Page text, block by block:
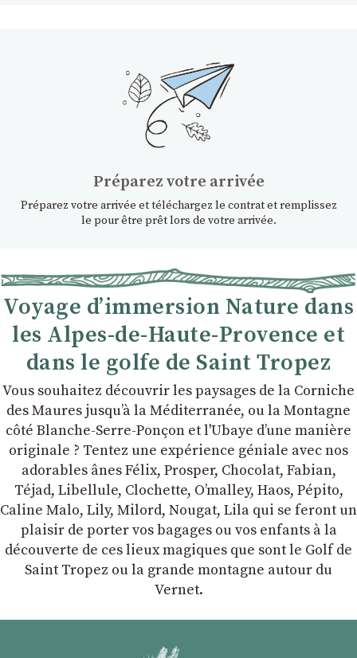
Préparez votre arrivée
Préparez votre arrivée et téléchargez le contrat et remplissez
le pour être prêt lors de votre arrivée.
Voyage d’immersion Nature dans
les Alpes-de-Haute-Provence et
dans le golfe de Saint Tropez
Vous souhaitez découvrir les paysages de la Corniche
des Maures jusqu’à la Méditerranée, ou la Montagne
côté Blanche-Serre-Ponçon et l'Ubaye dʼune manière
originale ? Tentez une expérience géniale avec nos
adorables ânes Félix, Prosper, Chocolat, Fabian,
Téjad, Libellule, Clochette, Oʼmalley, Haos, Pépito,
Caline Malo, Lily, Milord, Nougat, Lila qui se feront un
plaisir de porter vos bagages ou vos enfants à la
découverte de ces lieux magiques que sont le Golf de
Saint Tropez ou la grande montagne autour du
Vernet.